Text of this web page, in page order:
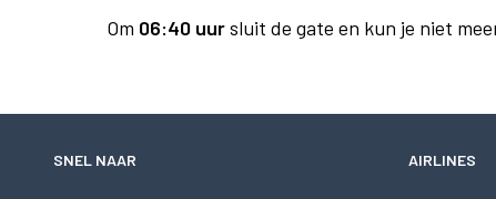
Om 06:40 uursluit de gate en kun je niet
SNEL NAAR AIRLINES